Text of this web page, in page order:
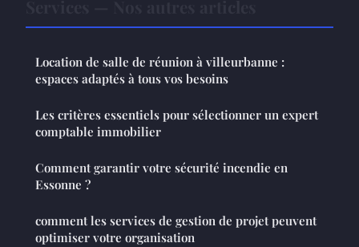
Location de salle de réunion à villeurbanne :
espaces adaptés à tous vos besoins
Les critères essentiels pour sélectionner un expert
comptable immobilier
Comment garantir votre sécurité incendie en
Essonne ?
comment les services de gestion de projet peuvent
optimiser votre organisation